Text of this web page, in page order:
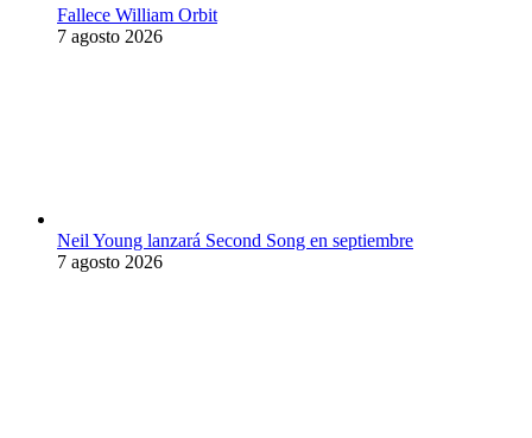
Fallece William Orbit
7 agosto 2026
Neil Young lanzará Second Song en septiembre
7 agosto 2026